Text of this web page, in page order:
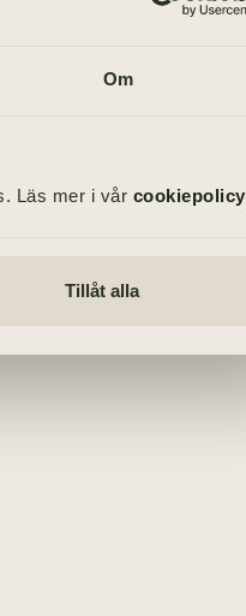
Om
Läs mer i vår cookiepolicy
Tillåt alla